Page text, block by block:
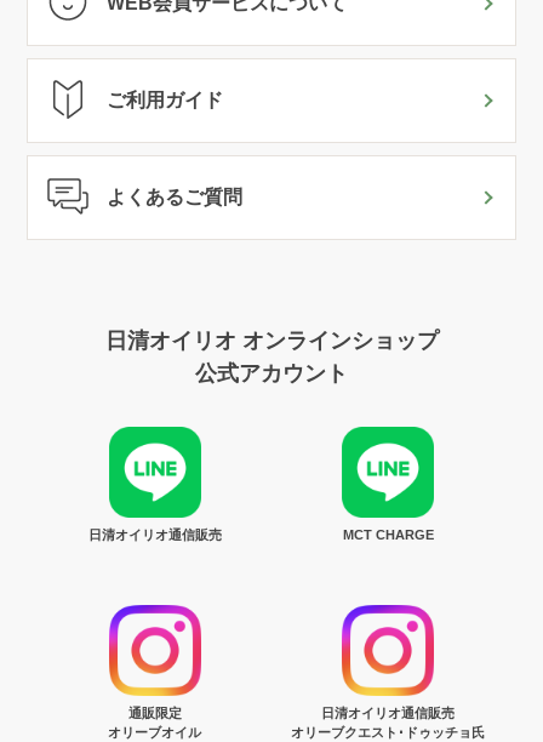
ご利用ガイド
よくあるご質問
日清オイリオ オンラインショップ
公式アカウント
日清オイリオ通信販売 MCT CHARGE
通販限定
オリーブオイル
日清オイリオ通信販売
オリーブクエスト･ドゥッチョ氏